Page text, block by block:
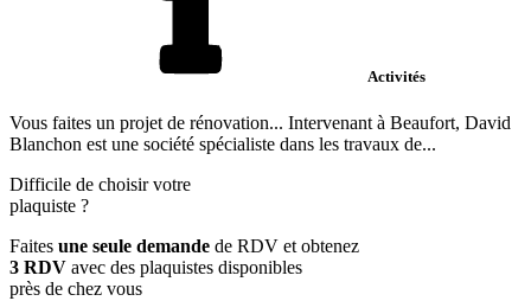
Activités
Vous faites un projet de rénovation... Intervenant à Beaufort, David
Blanchon est une société spécialiste dans les travaux de...
Difficile de choisir votre
plaquiste ?
Faites une seule demande de RDV et obtenez
3 RDV avec des plaquistes disponibles
près de chez vous